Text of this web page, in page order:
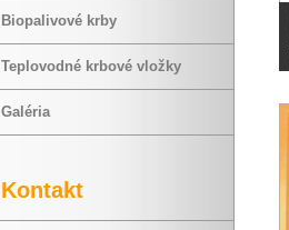
Biopalivové krby
Teplovodné krbové vložky
Galéria
Kontakt